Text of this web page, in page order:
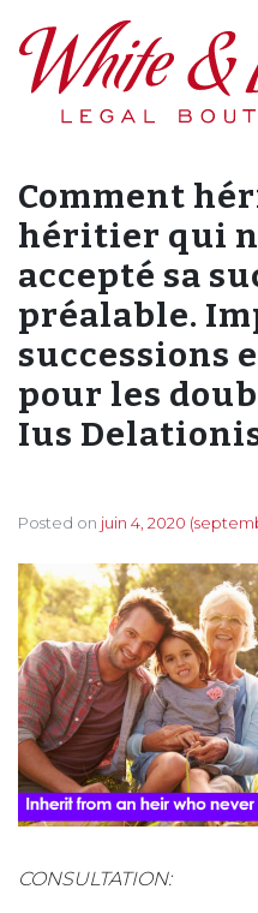
Main
Comment
héritier qui
accepté sa
préalable.
successions
pour les
Ius
Posted on juin 4, 2020
CONSULTATION: